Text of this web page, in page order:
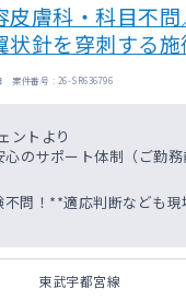
皮膚科・科目不
針を穿刺する施
案件番号 : 26-SR636796
ントより
心のサポート体制（ご勤
問！**適応判断なども現
東武宇都宮線